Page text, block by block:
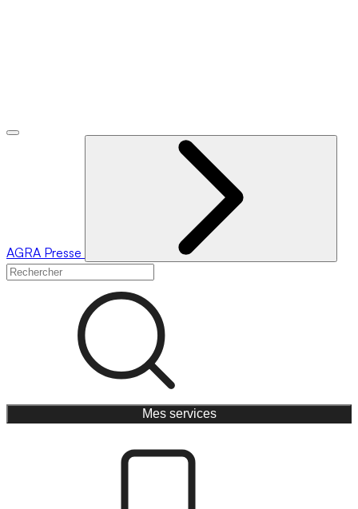
AGRA Presse
Mes services